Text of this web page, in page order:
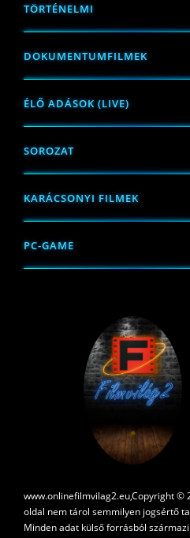
TÖRTÉNELMI
DOKUMENTUMFILMEK
ÉLŐ ADÁSOK (LIVE)
SOROZAT
KARÁCSONYI FILMEK
PC-GAME
www.onlinefilmvilag2.eu,Copyright ©
oldal nem tárol semmilyen jogsértő
Minden adat külső forrásból